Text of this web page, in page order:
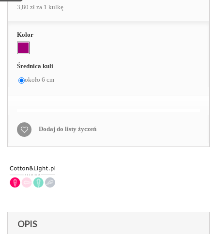
3,80 zł za 1 kulkę
Kolor
Średnica kuli
około 6 cm
Dodaj do listy życzeń
OPIS